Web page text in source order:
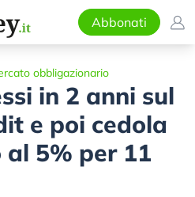
Abbonati
obbligazionario
in 2 anni sul
e poi cedola
5% per 11